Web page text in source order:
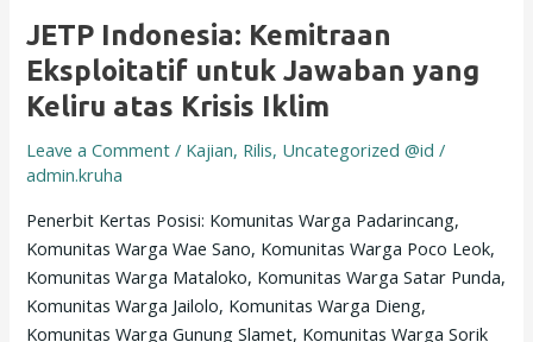
JETP Indonesia: Kemitraan
Eksploitatif untuk Jawaban yang
Keliru atas Krisis Iklim
Leave a Comment / Kajian, Rilis, Uncategorized @id /
admin.kruha
Penerbit Kertas Posisi: Komunitas Warga Padarincang,
Komunitas Warga Wae Sano, Komunitas Warga Poco Leok,
Komunitas Warga Mataloko, Komunitas Warga Satar Punda,
Komunitas Warga Jailolo, Komunitas Warga Dieng,
Komunitas Warga Gunung Slamet, Komunitas Warga Sorik
JETP
Indonesia:
Kemitraan
Eksploitatif
untuk
Jawaban
Keliru
atas
Krisis
Iklim